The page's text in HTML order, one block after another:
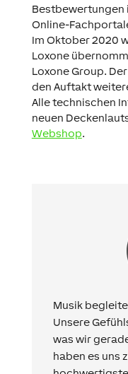
Bestbewertungen
Online-
Im Oktober 2020
Loxone
Loxone Group.
den Auftakt
Alle technischen
neuen
Webshop.
Musik
Unsere
was wir
haben es uns